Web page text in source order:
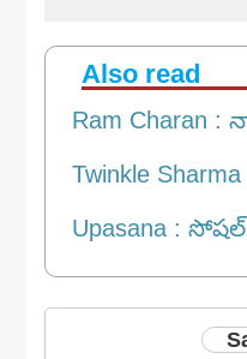
Also read
Ram Charan
Twinkle
Upasana :